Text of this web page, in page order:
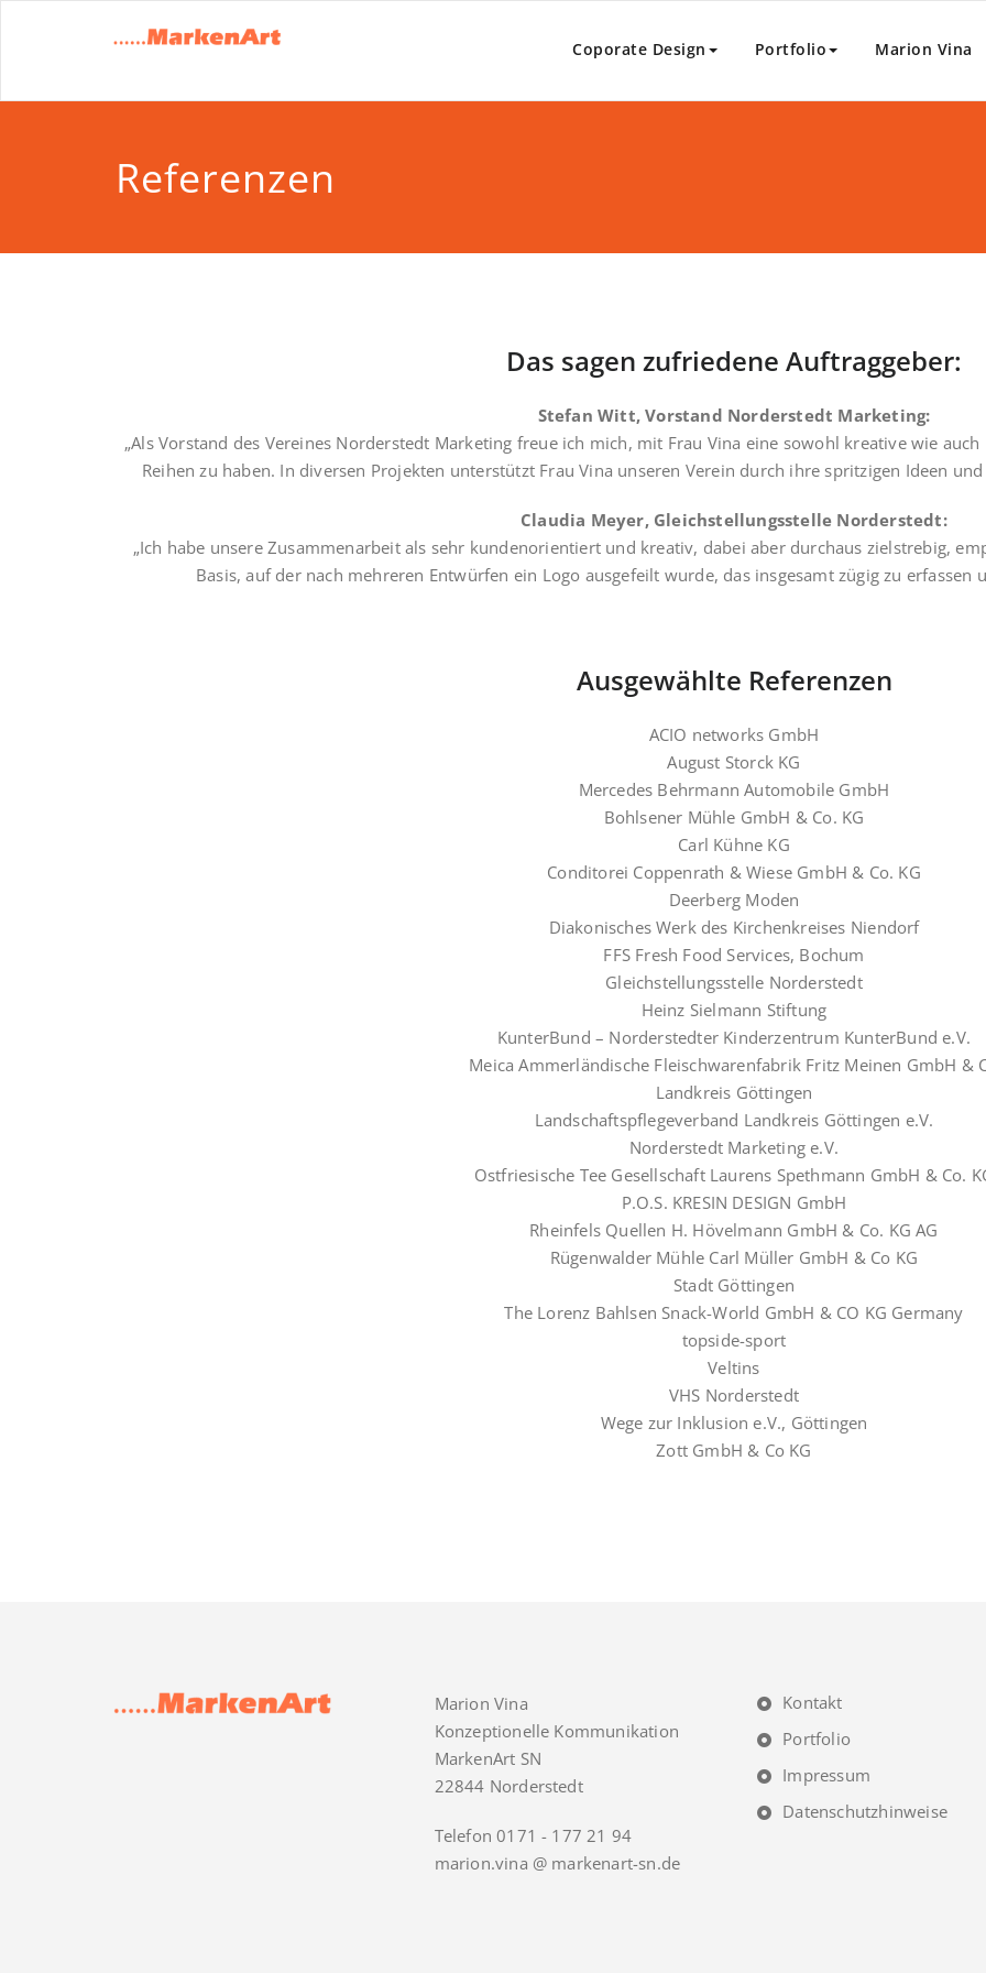
MarkenArt SN
Marion Vina Design und KonzeptCoporate Design Portfolio Marion Vina
Referenzen
Das sagen zufriedene Auftraggeber:
Stefan Witt, Vorstand Norderstedt Marketing:
„Als Vorstand des Vereines Norderstedt Marketing freue ich mich, mit Frau Vina eine sowohl kreative wie
Reihen zu haben. In diversen Projekten unterstützt Frau Vina unseren Verein durch ihre spritzigen Ideen
Claudia Meyer, Gleichstellungsstelle Norderstedt:
„Ich habe unsere Zusammenarbeit als sehr kundenorientiert und kreativ, dabei aber durchaus zielstrebig,
Basis, auf der nach mehreren Entwürfen ein Logo ausgefeilt wurde, das insgesamt zügig zu erfassen
Ausgewählte Referenzen
ACIO networks GmbH
August Storck KG
Mercedes Behrmann Automobile GmbH
Bohlsener Mühle GmbH & Co. KG
Carl Kühne KG
Conditorei Coppenrath & Wiese GmbH & Co. KG
Deerberg Moden
Diakonisches Werk des Kirchenkreises Niendorf
FFS Fresh Food Services, Bochum
Gleichstellungsstelle Norderstedt
Heinz Sielmann Stiftung
KunterBund – Norderstedter Kinderzentrum KunterBund e.V.
Meica Ammerländische Fleischwarenfabrik Fritz Meinen GmbH &
Landkreis Göttingen
Landschaftspflegeverband Landkreis Göttingen e.V.
Norderstedt Marketing e.V.
Ostfriesische Tee Gesellschaft Laurens Spethmann GmbH & Co.
P.O.S. KRESIN DESIGN GmbH
Rheinfels Quellen H. Hövelmann GmbH & Co. KG AG
Rügenwalder Mühle Carl Müller GmbH & Co KG
Stadt Göttingen
The Lorenz Bahlsen Snack-World GmbH & CO KG Germany
topside-sport
Veltins
VHS Norderstedt
Wege zur Inklusion e.V., Göttingen
Zott GmbH & Co KG
Marion Vina
Konzeptionelle Kommunikation
MarkenArt SN
22844 Norderstedt
Telefon 0171 - 177 21 94
marion.vina @ markenart-sn.de
Kontakt
Portfolio
Impressum
Datenschutzhinweise